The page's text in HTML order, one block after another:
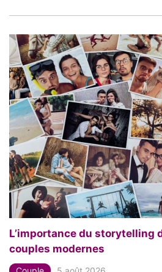
L’importance du storytelling
couples modernes